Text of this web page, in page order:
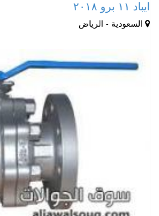
ايباد ١١ برو ٢٠١٨
السعودية - الرياض